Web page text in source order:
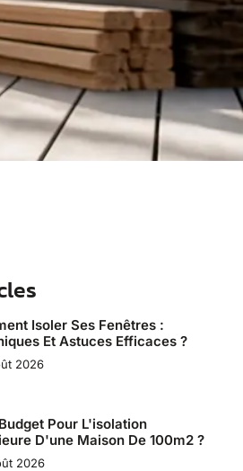
Isoler Ses Fenêtres :
Et Astuces Efficaces ?
2026
Pour L'isolation
D'une Maison De 100m2 ?
2026